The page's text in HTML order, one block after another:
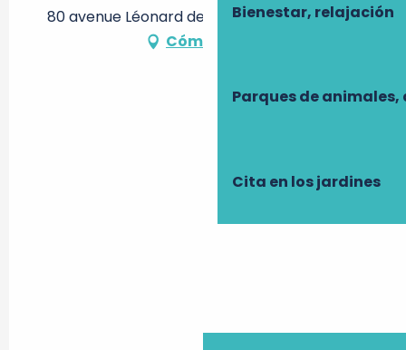
Bienestar, relajación
Parques de
Cita en los jardines
80 avenue Léonard de Vinci, 37400 Amboise
Cómo llegar